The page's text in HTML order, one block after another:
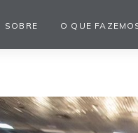
SOBRE O QUE